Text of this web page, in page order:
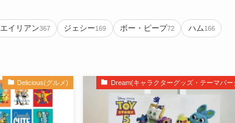
エイリアン367 ジェシー169 ボー・ピープ72 ハム166
Delicious(グルメ) Dream(キャラクターグッズ・テーマパー